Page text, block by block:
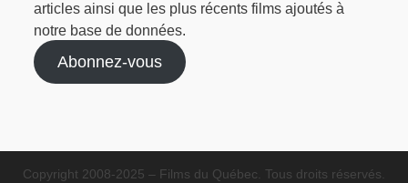
articles ainsi que les plus récents films ajoutés à
notre base de données.
Abonnez-vous
Copyright 2008-2025 – Films du Québec. Tous droits réservés.